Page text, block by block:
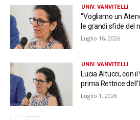
UNIV. VANVITELLI
“Vogliamo un
le grandi sfide del
Luglio 16, 2026
UNIV. VANVITELLI
Lucia Altucci, con
prima Rettrice
Luglio 1, 2026